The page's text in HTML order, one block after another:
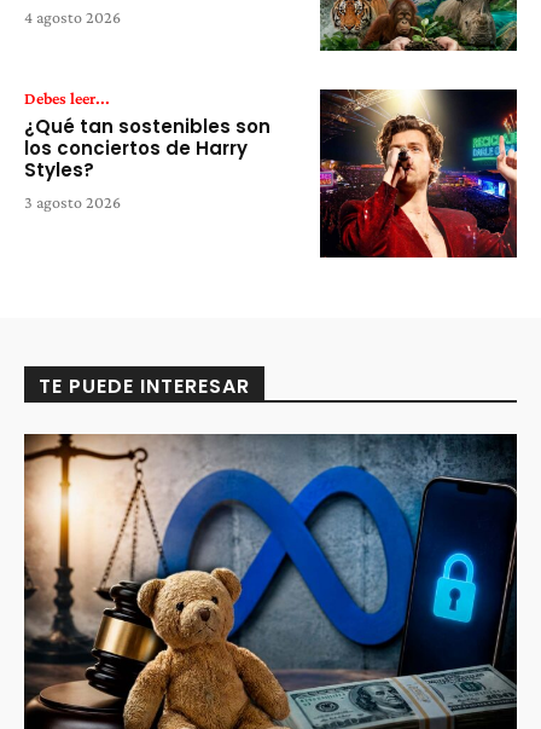
4 agosto 2026
Debes leer...
¿Qué tan sostenibles son
los conciertos de Harry
Styles?
3 agosto 2026
TE PUEDE INTERESAR